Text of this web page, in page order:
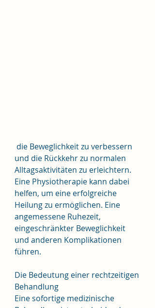
und die Rückkehr zu normalen
Alltagsaktivitäten zu erleichtern.
Eine Physiotherapie kann dabei
helfen, um eine erfolgreiche
Heilung zu ermöglichen. Eine
angemessene Ruhezeit,
eingeschränkter Beweglichkeit
und anderen Komplikationen
führen.
Die Bedeutung einer rechtzeitigen
Behandlung
Eine sofortige medizinische